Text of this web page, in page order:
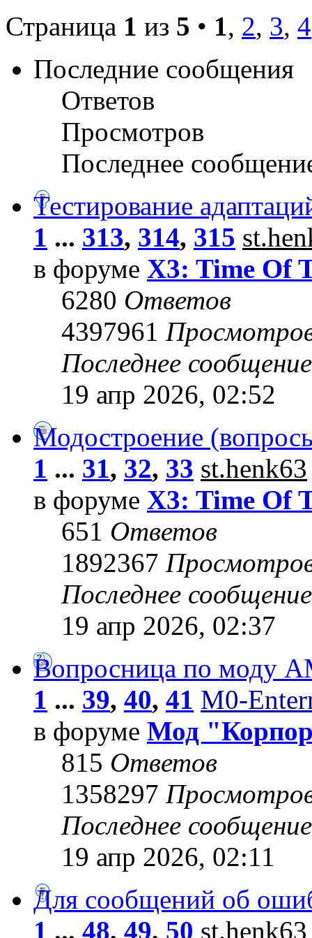
Страница 1 из 5 • 1, 2, 3, 4
Последние сообщения
Ответов
Просмотров
Последнее
Тестирование
1 ... 313, 314, 315
в форуме X3: Time Of
6280 Ответов
4397961
Последнее
19 апр 2026, 02:52
Модостроение
1 ... 31, 32, 33 st.henk63
в форуме X3: Time Of
651 Ответов
1892367
Последнее
19 апр 2026, 02:37
Вопросница по моду
1 ... 39, 40, 41 M0-
в форуме Мод
815 Ответов
1358297
Последнее
19 апр 2026, 02:11
Для сообщений об
1 ... 48, 49, 50 st.henk63